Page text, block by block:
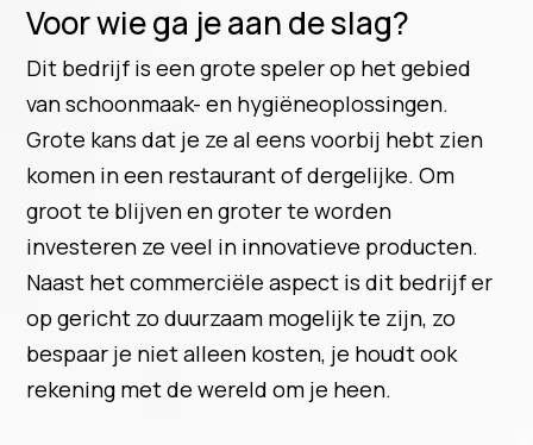
Voor wie ga je aan de slag?
Dit bedrijf is een grote speler op het gebied
van schoonmaak- en hygiëneoplossingen.
Grote kans dat je ze al eens voorbij hebt zien
komen in een restaurant of dergelijke. Om
groot te blijven en groter te worden
investeren ze veel in innovatieve producten.
Naast het commerciële aspect is dit bedrijf er
op gericht zo duurzaam mogelijk te zijn, zo
bespaar je niet alleen kosten, je houdt ook
rekening met de wereld om je heen.